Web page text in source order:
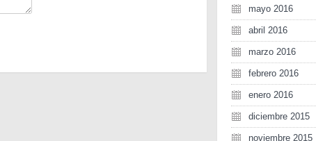
mayo 2016
abril 2016
marzo 2016
febrero 2016
enero 2016
diciembre 2015
noviembre 2015